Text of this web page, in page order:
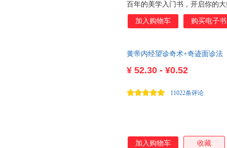
百年的美学入门书，开启你的
初代美学大师的美学散文，轻
帧，腰封、藏书票二合一 ☆朱
帮助我们从 浅薄 回归 本质 ，
柔热烈地绽放。与美同行，过
词书画，再到人生哲
加入购物车 购买电子书
黄帝内经望诊奇术+奇迹面诊法
¥ 52.30 - ¥0.52
11022条评论
加入购物车 收藏